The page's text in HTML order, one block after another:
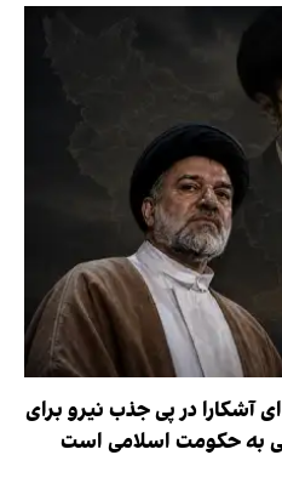
آشکارا در پی جذب نیرو برای
به حکومت اسلامی است